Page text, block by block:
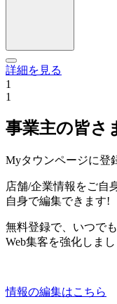
詳細を見る
1
1
事業主の皆さ
Myタウンページに登
店舗/企業情報をご自
自身で編集できます!
無料登録で、いつで
Web集客を強化しまし
情報の編集はこちら